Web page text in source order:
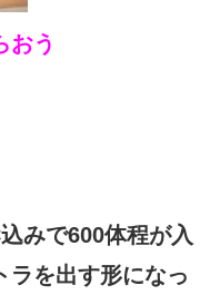
おう
みで600体程が入
ラを出す形になっ